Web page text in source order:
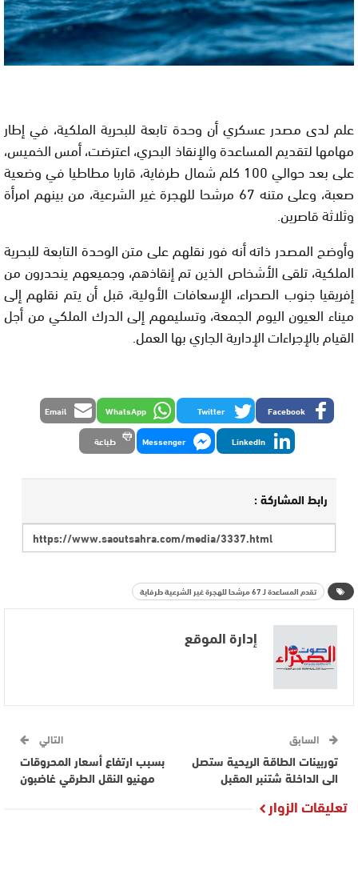
علم لدى مصدر عسكري أن وحدة تابعة للبحرية الملكية، في إطار
مهامها لتقديم المساعدة والإنقاذ البحري، اعترضت، أمس الخميس،
على بعد حوالي 100 كلم شمال طرفاية، قاربا مطاطيا في وضعية
صعبة، وعلى متنه 67 مرشحا للهجرة غير الشرعية، من بينهم امرأة
وثلاثة قاصرين.
وأوضح المصدر ذاته أنه فور نقلهم على متن الوحدة التابعة للبحرية
الملكية، تلقى الأشخاص الذين تم إنقاذهم، وجميعهم ينحدرون من
إفريقيا جنوب الصحراء، الإسعافات الأولية، قبل أن يتم نقلهم إلى
ميناء العيون اليوم الجمعة، وتسليمهم إلى الدرك الملكي من أجل
القيام بالإجراءات الإدارية الجاري بها العمل.
Facebook
Twitter
WhatsApp
Email
LinkedIn
Messenger طباعة
رابط المشاركة :
تقدم المساعدة لـ 67 مرشحا للهجرة غير الشرعية طرفاية
إدارة الموقع
السابق
توربينات الطاقة الريحية ستصل
الى الداخلة شتنبر المقبل
التالي
بسبب ارتفاع أسعار المحروقات
مهنيو النقل الطرقي غاضبون
تعليقات الزوار